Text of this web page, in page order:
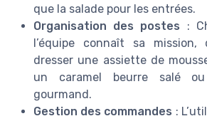
que la salade pour les entrées.
Organisation des postes :
l’équipe connaît sa
dresser une assiette de
un caramel beurre salé
gourmand.
Gestion des commandes :